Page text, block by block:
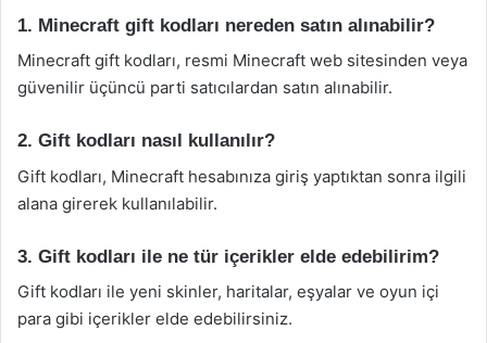
1. Minecraft gift kodları nereden satın alınabilir?
Minecraft gift kodları, resmi Minecraft web sitesinden veya
güvenilir üçüncü parti satıcılardan satın alınabilir.
2. Gift kodları nasıl kullanılır?
Gift kodları, Minecraft hesabınıza giriş yaptıktan sonra ilgili
alana girerek kullanılabilir.
3. Gift kodları ile ne tür içerikler elde edebilirim?
Gift kodları ile yeni skinler, haritalar, eşyalar ve oyun içi
para gibi içerikler elde edebilirsiniz.